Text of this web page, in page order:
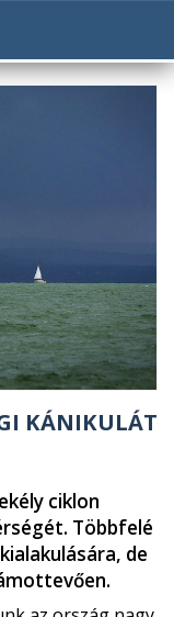
KÁNIKULÁT
ciklon
Többfelé
de